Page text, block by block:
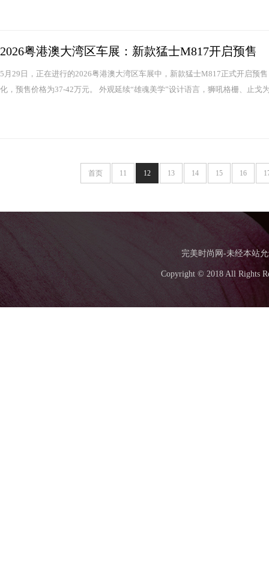
2026粤港澳大湾区车展：新款猛士M817开启预售
5月29日，正在进行的2026粤港澳大湾区车展中，新款猛士M817正式开启预
化，预售价格为37-42万元。 外观延续“雄魂美学”设计语言，狮吼格栅、止戈
首页 11 12 13 14 15 16
完美时尚网-未经本站
Copyright © 2018 All Rights